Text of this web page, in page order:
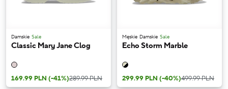
Damskie Sale
Classic Mary Jane Clog
169.99 PLN (-41%)289.99 PLN
Męskie Damskie Sale
Echo Storm Marble
299.99 PLN (-40%)499.99 PLN